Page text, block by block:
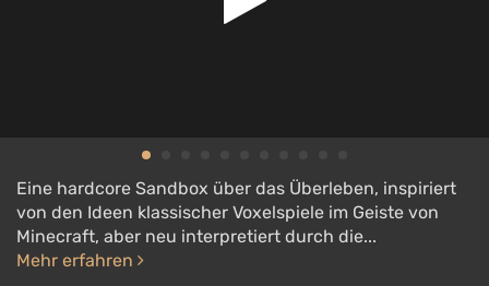
Eine hardcore Sandbox über das Überleben, inspiriert
von den Ideen klassischer Voxelspiele im Geiste von
Minecraft, aber neu interpretiert durch die...
Mehr erfahren